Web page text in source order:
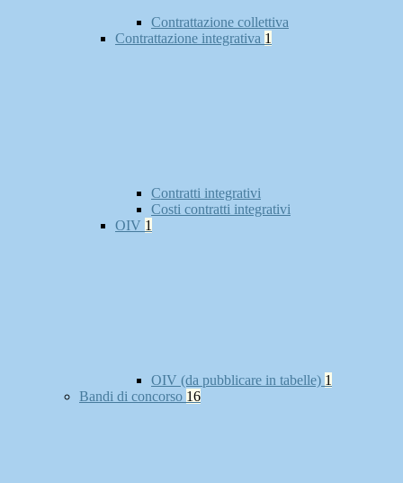
Contrattazione collettiva
Contrattazione integrativa 1
Contratti integrativi
Costi contratti integrativi
OIV 1
OIV (da pubblicare in tabelle) 1
Bandi di concorso 16